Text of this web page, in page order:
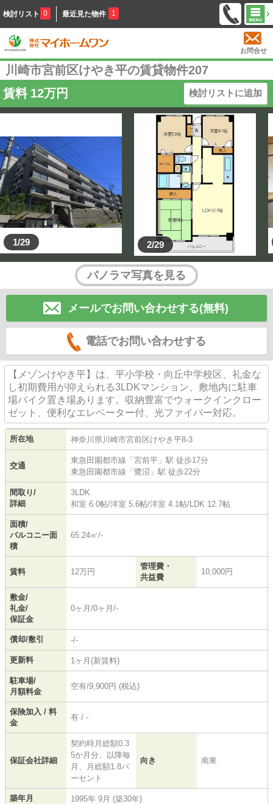
検討リスト 0 最近見た物件 1
お問合せ
川崎市宮前区けやき平の賃貸物件207
賃料 12万円 検討リストに追加
1/29 2/29
パノラマ写真を見る
メールでお問い合わせする(無料)
電話でお問い合わせする
【メゾンけやき平】は、平小学校・向丘中学校区、礼金な
し初期費用が抑えられる3LDKマンション、敷地内に駐車
場バイク置き場あります。収納豊富でウォークインクロー
ゼット、便利なエレベーター付、光ファイバー対応。
所在地 神奈川県川崎市宮前区けやき平8-3
交通
東急田園都市線 「 宮前平 」駅 徒歩17分
東急田園都市線 「 鷺沼 」駅 徒歩22分
間取り/
詳細
3LDK
和室 6.0帖/洋室 5.6帖/洋室 4.1帖/LDK 12.7帖
面積/
バルコニー面
積
65.24㎡/-
賃料 12万円
管理費・
共益費
10,000円
敷金/
礼金/
保証金
0ヶ月/0ヶ月/-
償却/敷引 -/-
更新料 1ヶ月(新賃料)
駐車場/
月額料金
空有/9,900円 (税込)
保険加入 / 料
金
有 / -
保証会社詳細
契約時月総額0.3
5か月分、以降毎
月、月総額1.8パ
ーセント
向き 南東
築年月 1995年 9月 (築30年)